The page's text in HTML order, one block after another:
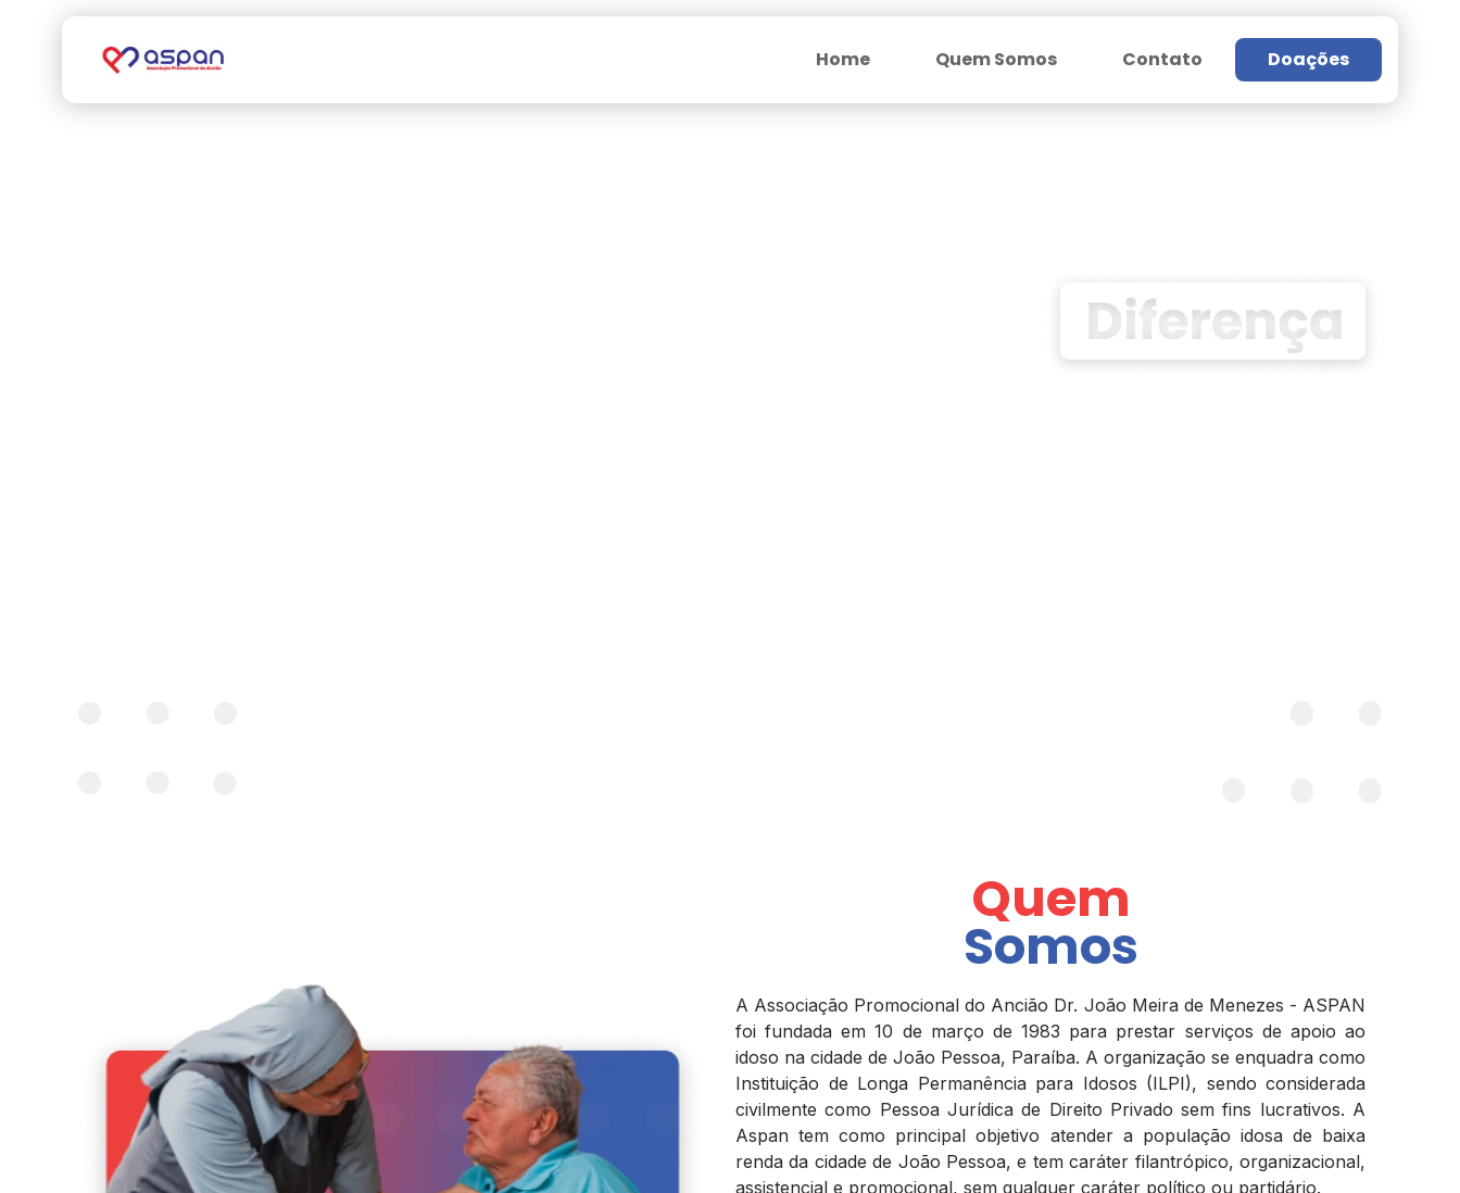
Home Quem Somos Contato Doações
Quem
Somos
A Associação Promocional do Ancião Dr. João Meira de Menezes - ASPAN
foi fundada em 10 de março de 1983 para prestar serviços de apoio ao
idoso na cidade de João Pessoa, Paraíba. A organização se enquadra como
Instituição de Longa Permanência para Idosos (ILPI), sendo considerada
civilmente como Pessoa Jurídica de Direito Privado sem fins lucrativos. A
Aspan tem como principal objetivo atender a população idosa de baixa
renda da cidade de João Pessoa, e tem caráter filantrópico, organizacional,
assistencial e promocional, sem qualquer caráter político ou partidário.